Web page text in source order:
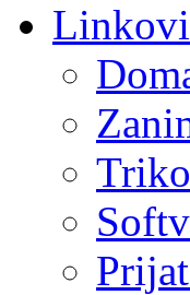
Linkovi